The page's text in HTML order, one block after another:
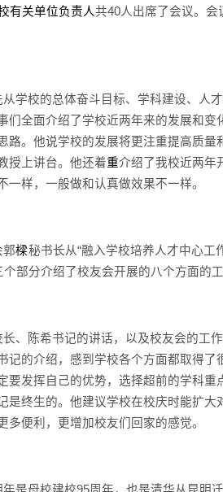
有关单位负责人共40人出席了会议。会
学校的总体奋斗目标、学科建设、人
们全面介绍了学校近两年来的发展和变
路。他说学校的发展将更注重提高质量
授上讲台。他还着重介绍了我校近两年
一样，一般做和认真做效果不一样。
郭樑秘书长从“融入学校培养人才中心
部分介绍了校友会开展的八个方面的工
、陈希书记的讲话，以及校友会的工
记的介绍，感到学校各个方面都取得
要发挥自己的优势，选择超前的学科重
是终生的。他建议学校在校庆时能扩大
多便利，更增加校友们回家的感觉。